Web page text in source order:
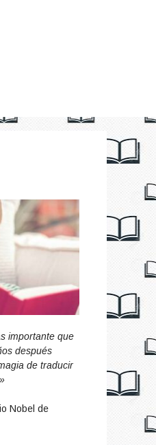
importante que
después
de traducir
Nobel de